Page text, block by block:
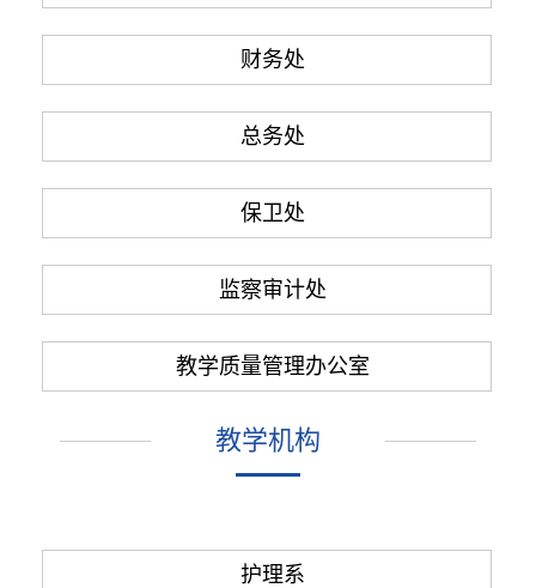
财务处
总务处
保卫处
监察审计处
教学质量管理办公室
教学机构
护理系